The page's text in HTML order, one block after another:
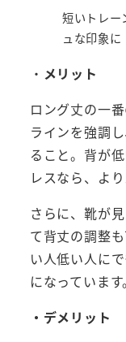
短いトレー
ュな印象に
・ メリット
ロング丈の一
ラインを強調
ること。背が
レスなら、よ
さらに、靴が
て背丈の調整
い人低い人に
になっています。
・デメリット